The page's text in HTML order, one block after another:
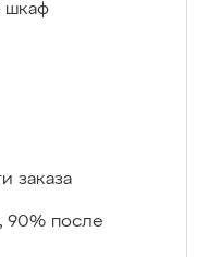
шкаф
заказа
90% после